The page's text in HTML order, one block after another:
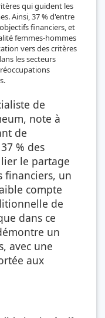
qui guident les
Ainsi, 37 % d'entre
financiers, et
femmes-hommes
vers des critères
les secteurs
de
note à
de
% des
le partage
financiers, un
compte
de
dans ce
un
avec une
aux